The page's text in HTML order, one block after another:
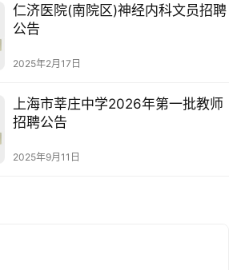
仁济医院(南院区)神经内科文员招聘
公告
2025年2月17日
上海市莘庄中学2026年第一批教师
招聘公告
2025年9月11日